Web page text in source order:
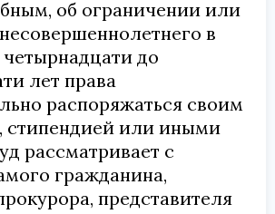
об ограничении или
в
четырнадцати до
лет права
распоряжаться своим
стипендией или иными
рассматривает с
гражданина,
представителя